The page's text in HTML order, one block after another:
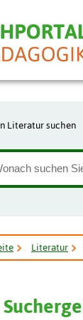
Literatur suchen
Literatur